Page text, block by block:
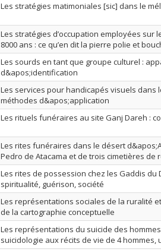
Les stratégies matimoniales [sic] dans le
Les stratégies d’occupation employées sur
8000 ans : ce qu’en dit la pierre polie et
Les sourds en tant que groupe culturel :
d&apos;identification
Les services pour handicapés visuels dans
méthodes d&apos;application
Les rituels funéraires au site Ganj Dareh :
Les rites funéraires dans le désert
Pedro de Atacama et de trois cimetières de
Les rites de possession chez les Gaddis du
spiritualité, guérison, société
Les représentations sociales de la ruralité
de la cartographie conceptuelle
Les représentations du suicide des
suicidologie aux récits de vie de 4 hommes,